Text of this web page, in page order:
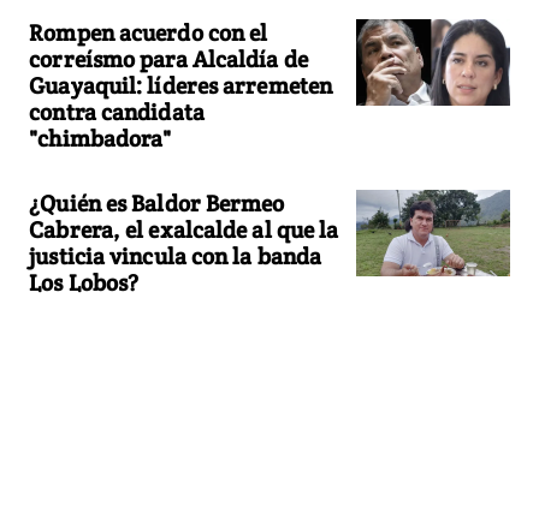
Rompen acuerdo con el
correísmo para Alcaldía de
Guayaquil: líderes arremeten
contra candidata
"chimbadora"
¿Quién es Baldor Bermeo
Cabrera, el exalcalde al que la
justicia vincula con la banda
Los Lobos?